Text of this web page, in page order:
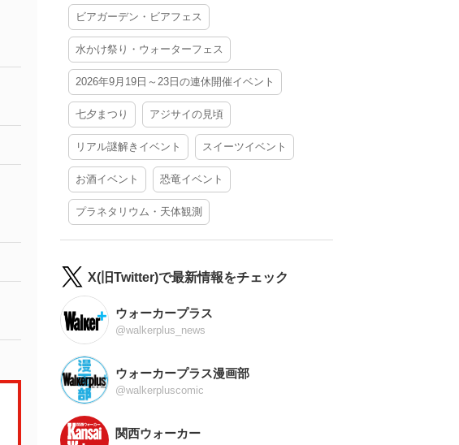
ビアガーデン・ビアフェス
水かけ祭り・ウォーターフェス
2026年9月19日～23日の連休開催イベント
七夕まつり アジサイの見頃
リアル謎解きイベント スイーツイベント
お酒イベント 恐竜イベント
プラネタリウム・天体観測
X(旧Twitter)で最新情報をチェック
ウォーカープラス
@walkerplus_news
ウォーカープラス漫画部
@walkerpluscomic
関西ウォーカー